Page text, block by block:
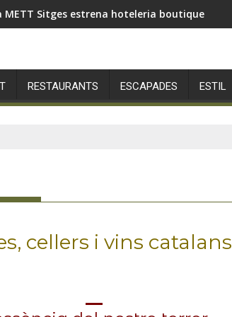
METT Sitges estrena hoteleria boutique
RESTAURANTS ESCAPADES ESTIL
cellers i vins catalans